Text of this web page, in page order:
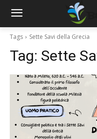
Tags Sette Savi della Grecia
Tag: Sette